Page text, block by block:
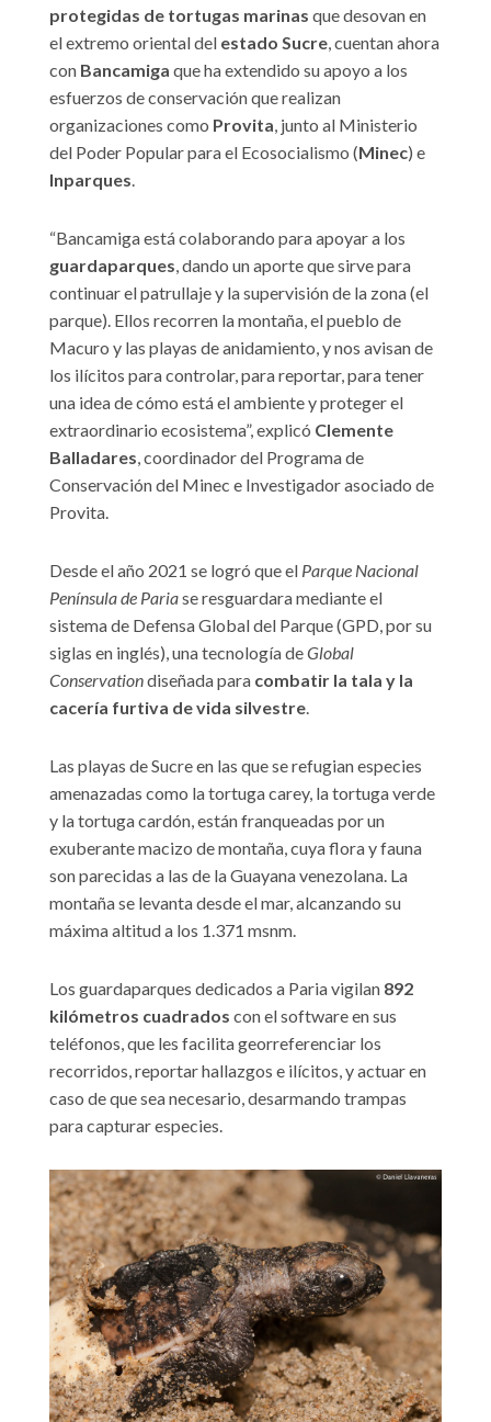
protegidas de tortugas marinas que desovan en
el extremo oriental del estado Sucre, cuentan ahora
con Bancamiga que ha extendido su apoyo a los
esfuerzos de conservación que realizan
organizaciones como Provita, junto al Ministerio
del Poder Popular para el Ecosocialismo (Minec) e
Inparques.
“Bancamiga está colaborando para apoyar a los
guardaparques, dando un aporte que sirve para
continuar el patrullaje y la supervisión de la zona (el
parque). Ellos recorren la montaña, el pueblo de
Macuro y las playas de anidamiento, y nos avisan de
los ilícitos para controlar, para reportar, para tener
una idea de cómo está el ambiente y proteger el
extraordinario ecosistema”, explicó Clemente
Balladares, coordinador del Programa de
Conservación del Minec e Investigador asociado de
Provita.
Desde el año 2021 se logró que el Parque Nacional
Península de Pariase resguardara mediante el
sistema de Defensa Global del Parque (GPD, por su
siglas en inglés), una tecnología deGlobal
Conservationdiseñada para combatir la tala y la
cacería furtiva de vida silvestre.
Las playas de Sucre en las que se refugian especies
amenazadas como la tortuga carey, la tortuga verde
y la tortuga cardón, están franqueadas por un
exuberante macizo de montaña, cuya flora y fauna
son parecidas a las de la Guayana venezolana. La
montaña se levanta desde el mar, alcanzando su
máxima altitud a los 1.371 msnm.
Los guardaparques dedicados a Paria vigilan 892
kilómetros cuadrados con el software en sus
teléfonos, que les facilita georreferenciar los
recorridos, reportar hallazgos e ilícitos, y actuar en
caso de que sea necesario, desarmando trampas
para capturar especies.